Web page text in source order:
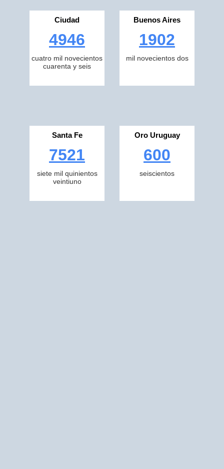
Ciudad
4946
cuatro mil novecientos
cuarenta y seis
Buenos Aires
1902
mil novecientos dos
Santa Fe
7521
siete mil quinientos
veintiuno
Oro Uruguay
600
seiscientos